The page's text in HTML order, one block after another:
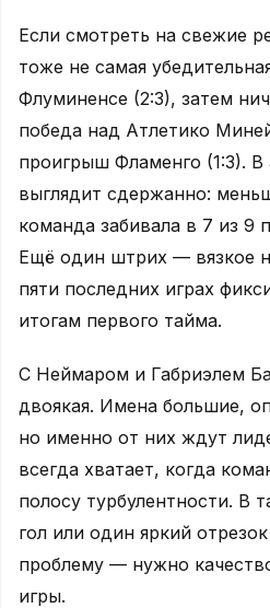
Если смотреть на свежие
тоже не самая
Флуминенсе (2:3), затем
победа над Атлетико
проигрыш Фламенго (1:3). В
выглядит сдержанно:
команда забивала в 7 из 9
Ещё один штрих — вязкое
пяти последних играх
итогам первого тайма.
С Неймаром и Габриэлем
двоякая. Имена большие,
но именно от них ждут
всегда хватает, когда
полосу турбулентности. В
гол или один яркий
проблему — нужно
игры.